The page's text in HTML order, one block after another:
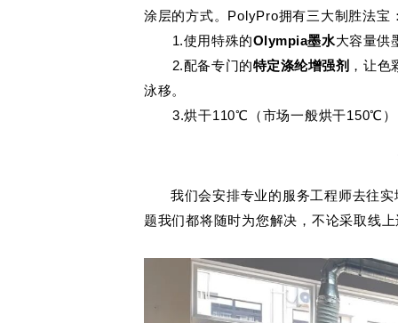
涂层的方式。 PolyPro拥有三大制胜法宝
1.使用特殊的Olympia墨水大容量供
2.配备专门的特定涤纶增强剂 ，让
泳移。
3.烘干110℃（市场一般烘干150℃）
我们会安排专业的服务工程师去往
题我们都将随时为您解决，不论采取线